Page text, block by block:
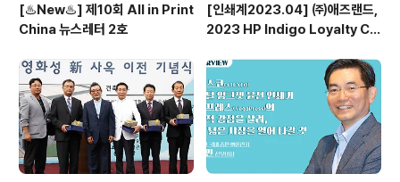
[♨️New♨️] 제10회 All in Print
China 뉴스레터 2호
[인쇄계2023.04] ㈜애즈랜드,
2023 HP Indigo Loyalty Clu